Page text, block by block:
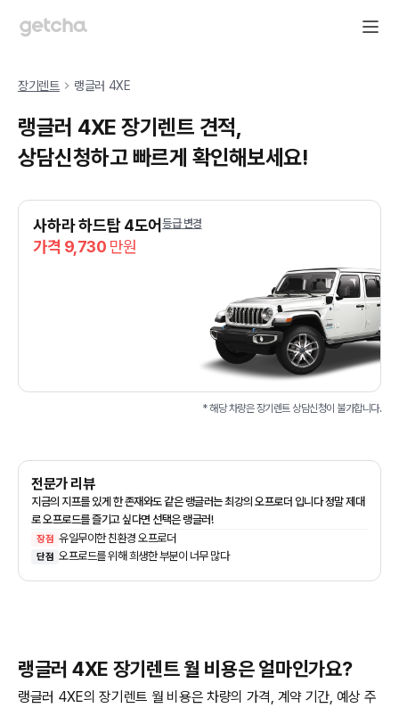
장기렌트 랭글러 4XE
랭글러 4XE 장기렌트 견적,
상담신청하고 빠르게 확인해보세요!
사하라 하드탑 4도어등급 변경
가격 9,730 만원
* 해당 차량은장기렌트상담신청이 불가합니다.
전문가 리뷰
지금의 지프를 있게 한 존재와도 같은 랭글러는 최강의 오프로더 입니다 정말 제대
로 오프로드를 즐기고 싶다면 선택은 랭글러!
장점 유일무이한 친환경 오프로더
단점 오프로드를 위해 희생한 부분이 너무 많다
랭글러 4XE 장기렌트 월 비용은 얼마인가요?
랭글러 4XE의 장기렌트 월 비용은 차량의 가격, 계약 기간, 예상 주